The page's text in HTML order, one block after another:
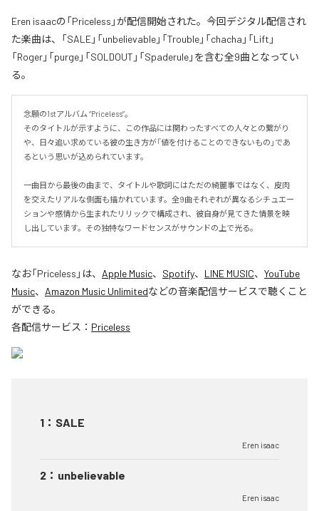
Eren isaacの「Priceless」が配信開始された。今回デジタル配信され
た楽曲は、「SALE」「unbelievable」「Trouble」「chacha」「Lift」
「Roger」「purge」「SOLDOUT」「Spaderule」を含む全9曲となってい
る。
念願の1stアルバム “Priceless”。
そのタイトルが示すように、この作品には関わったすべての人々との繋がり
や、日々追い求めている彼の生き方が「値を付けることのできないもの」であ
るという思いが込められています。
一曲目から最後の曲まで、タイトルや歌詞にはただの綺麗事ではなく、皮肉
を交えたリアルな側面も描かれています。全9曲それぞれが異なるシチュエー
ションや感情から生まれたリリックで構成され、彼自身が見てきた情景を映
し出しています。その独特なワードセンスがサウンドの上で光る。
なお「Priceless 」は、 Apple Music、 Spotify、 LINE MUSIC、 YouTube
Music、 Amazon Music Unlimitedなどの音楽配信サービスで聴くこと
ができる。
各配信サービス： Priceless
1 ： SALE
Eren isaac
2 ： unbelievable
Eren isaac